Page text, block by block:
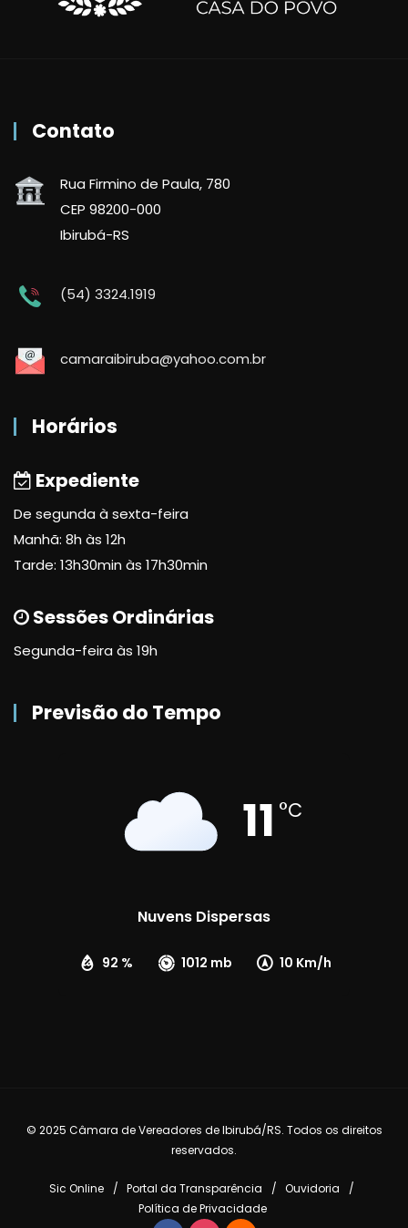
Contato
Rua Firmino de Paula, 780
CEP 98200-000
Ibirubá-RS
(54) 3324.1919
camaraibiruba@yahoo.com.br
Horários
Expediente
De segunda à sexta-feira
Manhã: 8h às 12h
Tarde: 13h30min às 17h30min
Sessões Ordinárias
Segunda-feira às 19h
Previsão do Tempo
11 °C
Nuvens Dispersas
92 % 1012 mb 10 Km/h
© 2025 Câmara de Vereadores de Ibirubá/RS. Todos os direitos
reservados.
Sic Online Portal da Transparência
Ouvidoria
Política de Privacidade